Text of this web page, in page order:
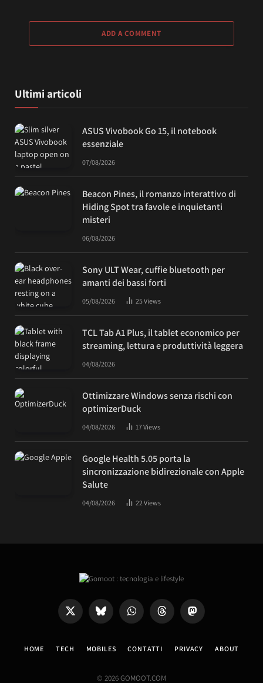
ADD A COMMENT
Ultimi articoli
ASUS Vivobook Go 15, il notebook
essenziale
07/08/2026
Beacon Pines, il romanzo interattivo di
Hiding Spot tra favole e inquietanti
misteri
06/08/2026
Sony ULT Wear, cuffie bluetooth per
amanti dei bassi forti
05/08/2026 25Views
TCL Tab A1 Plus, il tablet economico per
streaming, lettura e produttività leggera
04/08/2026
Ottimizzare Windows senza rischi con
optimizerDuck
04/08/2026 17Views
Google Health 5.05 porta la
sincronizzazione bidirezionale con Apple
Salute
04/08/2026 22Views
X
Bluesky WhatsAppThreads Mastodon
HOME TECH MOBILES CONTATTI PRIVACY ABOUT
© 2026 GOMOOT.COM